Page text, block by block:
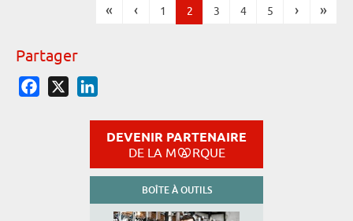
« ‹ 1 2 3 4 5 › »
Partager
Facebook
DEVENIR PARTENAIRE
DE LA M RQUE
BOÎTE À OUTILS